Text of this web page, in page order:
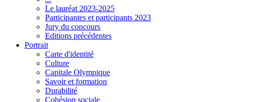
Le lauréat 2023-2025
Participantes et participants 2023
Jury du concours
Editions précédentes
Portrait
Carte d'identité
Culture
Capitale Olympique
Savoir et formation
Durabilité
Cohésion sociale